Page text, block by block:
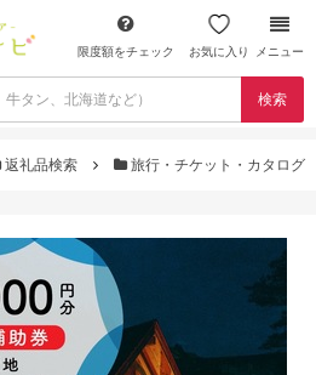
限度額をチェック お気に入り メニュー
検索
返礼品検索 旅行・チケット・カタログ